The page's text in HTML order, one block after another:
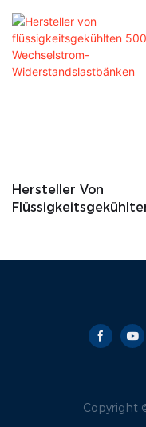
Hersteller Von
Copyright